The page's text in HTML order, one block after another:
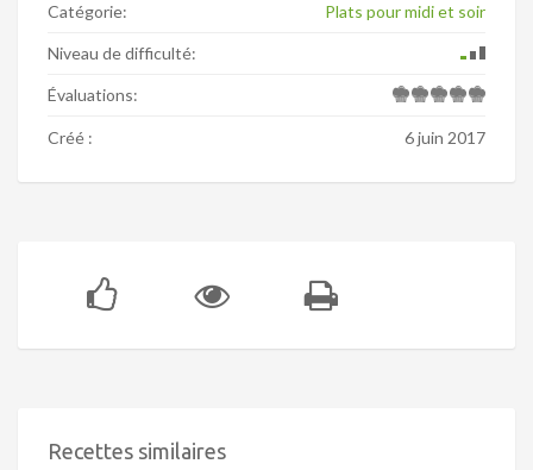
Catégorie: Plats pour midi et soir
Niveau de difficulté:
Évaluations:
Créé : 6 juin 2017
Recettes similaires